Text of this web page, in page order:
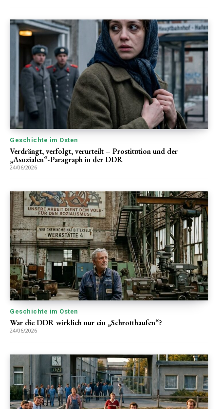
Geschichte im Osten
Verdrängt, verfolgt, verurteilt – Prostitution und der
„Asozialen“-Paragraph in der DDR
24/06/2026
Geschichte im Osten
War die DDR wirklich nur ein „Schrotthaufen“?
24/06/2026